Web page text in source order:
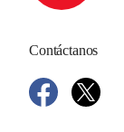
Contáctanos